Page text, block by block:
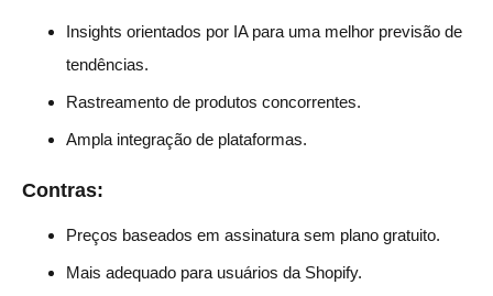
Insights orientados por IA para uma melhor previsão de
tendências.
Rastreamento de produtos concorrentes.
Ampla integração de plataformas.
Contras:
Preços baseados em assinatura sem plano gratuito.
Mais adequado para usuários da Shopify.